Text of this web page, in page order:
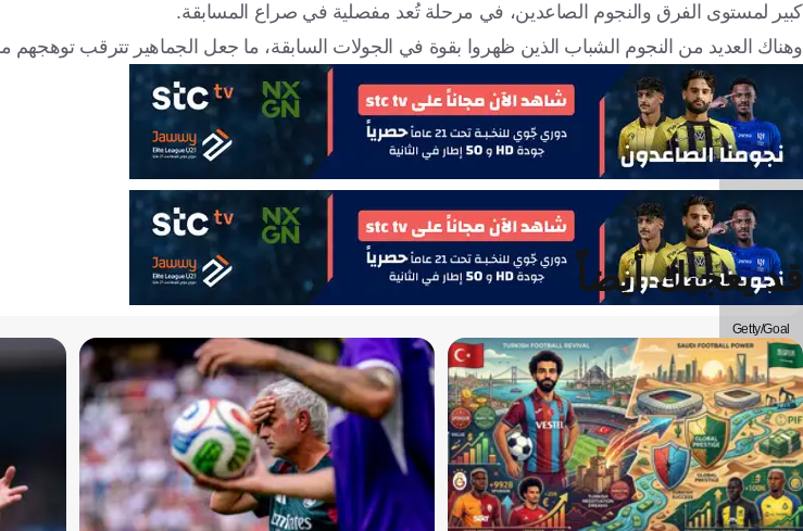
كبير لمستوى الفرق والنجوم الصاعدين، في مرحلة تُعد مفصلية في صراع المسابقة.
وهناك العديد من النجوم الشباب الذين ظهروا بقوة في الجولات السابقة، ما جعل الجماهير تترقب توهجهم مرة أخرى
Getty/Goal
Getty/Goal
قد يعجبك أيضاً